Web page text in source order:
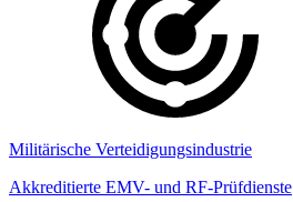
Militärische Verteidigungsindustrie
Akkreditierte EMV- und RF-Prüfdienste